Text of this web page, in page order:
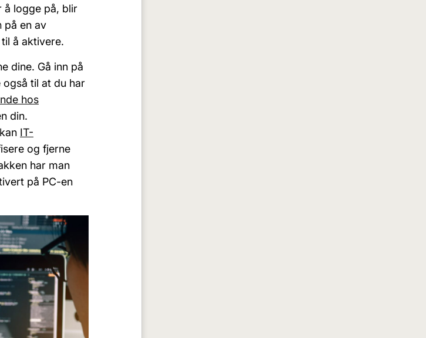
å logge på, blir
på en av
å aktivere.
dine. Gå inn på
til at du har
hos
din.
IT-
og fjerne
har man
på PC-en